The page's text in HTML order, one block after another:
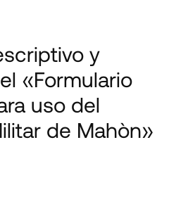
y
«Formulario
uso del
de Mahòn»